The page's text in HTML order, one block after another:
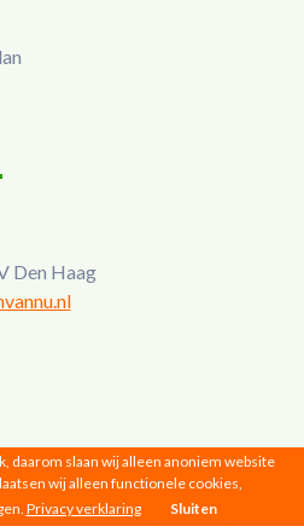
Den Haag
2026 |Privacy|Disclaimer
daarom slaan wij alleen anoniem website
wij alleen functionele cookies,
Privacy verklaring Sluiten